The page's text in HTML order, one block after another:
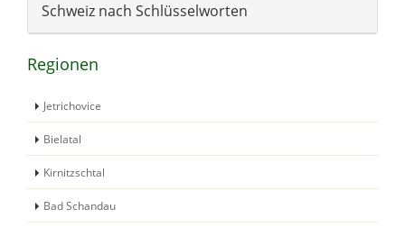
Schweiz nach Schlüsselworten
Regionen
Jetrichovice
Bielatal
Kirnitzschtal
Bad Schandau